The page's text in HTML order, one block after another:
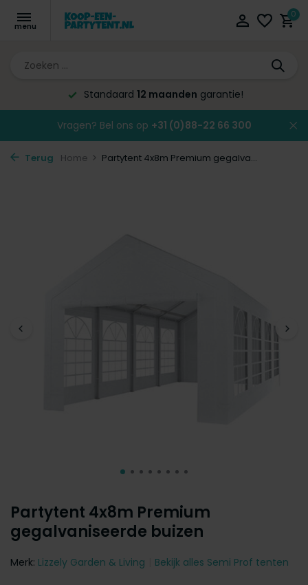
0
Standaard 12 maanden garantie!
Vragen? Bel ons op +31 (0)88-22 66 300
Terug Home Partytent 4x8m Premium gegalva...
Partytent 4x8m Premium
gegalvaniseerde buizen
Merk: Lizzely Garden & Living Bekijk alles Semi Prof tenten